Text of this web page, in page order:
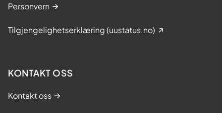
Personvern
Tilgjengelighetserklæring (uustatus.no)
KONTAKT OSS
Kontakt oss